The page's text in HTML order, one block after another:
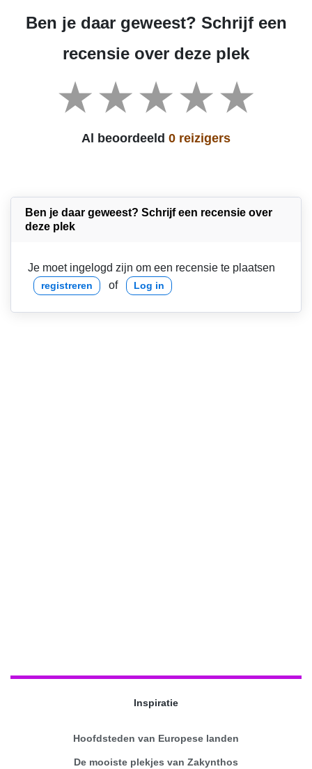
Ben je daar geweest? Schrijf een
recensie over deze plek
Al beoordeeld 0 reizigers
Ben je daar geweest? Schrijf een recensie over
deze plek
Je moet ingelogd zijn om een recensie te plaatsen
registreren of Log in
Inspiratie
Hoofdsteden van Europese landen
De mooiste plekjes van Zakynthos